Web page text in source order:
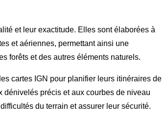
et leur exactitude. Elles sont élaborées à
et aériennes, permettant ainsi une
forêts et des autres éléments naturels.
cartes IGN pour planifier leurs itinéraires de
dénivelés précis et aux courbes de niveau
du terrain et assurer leur sécurité.